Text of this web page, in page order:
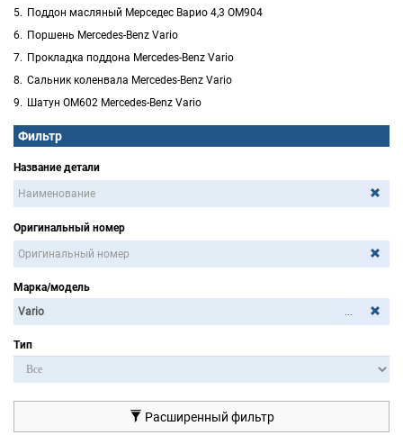
Поддон масляный Мерседес Варио 4,3 ОМ904
Поршень Mercedes-Benz Vario
Прокладка поддона Mercedes-Benz Vario
Сальник коленвала Mercedes-Benz Vario
Шатун OM602 Mercedes-Benz Vario
Фильтр
Название детали
Оригинальный номер
Марка/модель
...
Тип
Расширенный фильтр